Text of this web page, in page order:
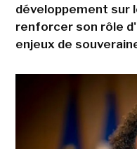
développement sur
renforcer son rôle
enjeux de